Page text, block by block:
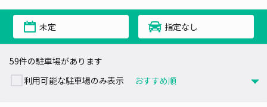
未定 指定なし
59件の駐車場があります
利用可能な駐車場のみ表示